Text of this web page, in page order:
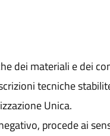
dei materiali e dei
tecniche
Unica.
procede ai